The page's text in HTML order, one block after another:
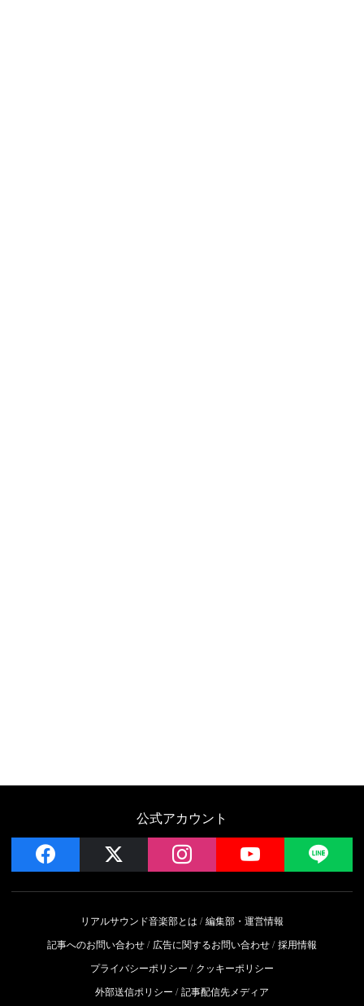
公式アカウント
facebook instagram YouTube
リアルサウンド音楽部とは
編集部・運営情報
記事へのお問い合わせ
広告に関するお問い合わせ 採用情報
プライバシーポリシー
クッキーポリシー
外部送信ポリシー
記事配信先メディア